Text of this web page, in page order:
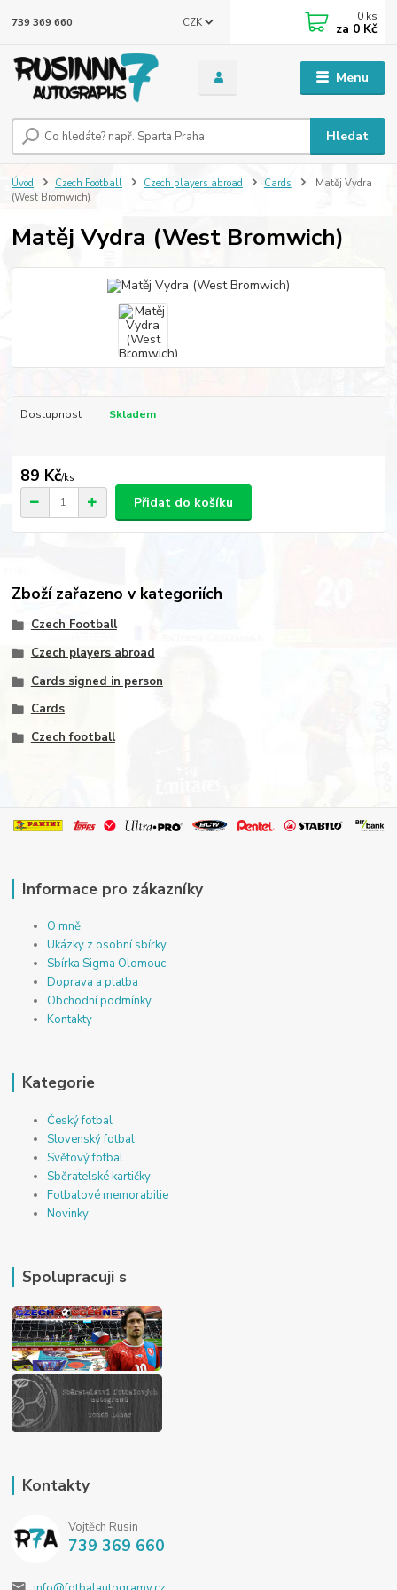
Menu
CZK
Hledat
739 369 660 0 ks
za 0 Kč
Úvod Czech Football Czech players abroad Cards
Matěj Vydra
(West Bromwich)
Matěj Vydra (West Bromwich)
Dostupnost Skladem
89 Kč/ks
Přidat do košíku
Zboží zařazeno v kategoriích
Czech Football
Czech players abroad
Cards signed in person
Cards
Czech football
Informace pro zákazníky
O mně
Ukázky z osobní sbírky
Sbírka Sigma Olomouc
Doprava a platba
Obchodní podmínky
Kontakty
Kategorie
Český fotbal
Slovenský fotbal
Světový fotbal
Sběratelské kartičky
Fotbalové memorabilie
Novinky
Spolupracuji s
Kontakty
Vojtěch Rusin
739 369 660